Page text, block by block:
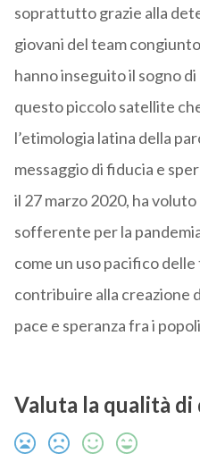
soprattutto grazie alla
giovani del team
hanno inseguito il sogno
questo piccolo satellite
l’etimologia latina della
messaggio di fiducia e
il 27 marzo 2020, ha
sofferente per la
come un uso pacifico
contribuire alla creazione
pace e speranza fra i
Valuta la qualità